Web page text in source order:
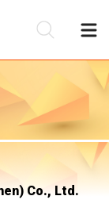
Co., Ltd.